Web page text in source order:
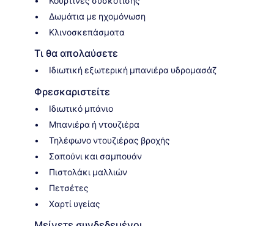
Δωμάτια με ηχομόνωση
Κλινοσκεπάσματα
Τι θα απολαύσετε
Ιδιωτική εξωτερική μπανιέρα υδρομασάζ
Φρεσκαριστείτε
Ιδιωτικό μπάνιο
Μπανιέρα ή ντουζιέρα
Τηλέφωνο ντουζιέρας βροχής
Σαπούνι και σαμπουάν
Πιστολάκι μαλλιών
Πετσέτες
Χαρτί υγείας